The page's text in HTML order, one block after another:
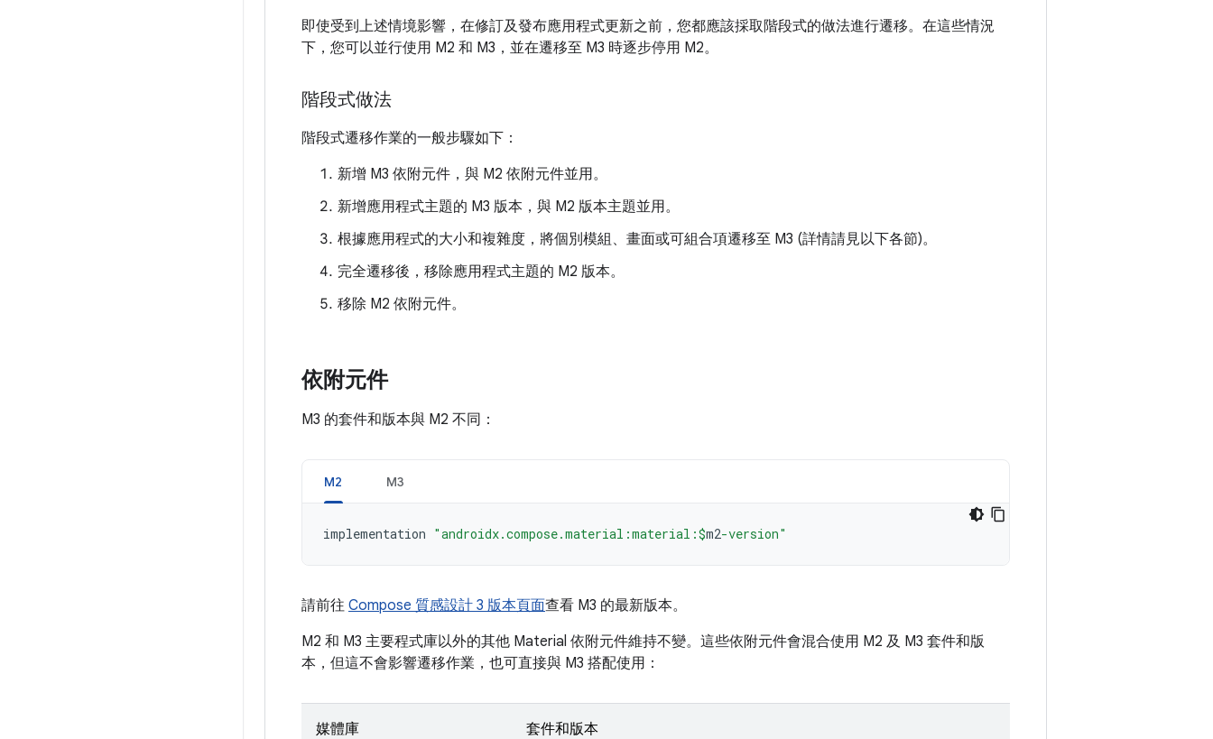
即使受到上述情境影響，在修訂及發布應用程式更新之前，您都應該採取階段式的做法進行遷移。在這些情況
下，您可以並行使用 M2 和 M3，並在遷移至 M3 時逐步停用 M2。
階段式做法
階段式遷移作業的一般步驟如下：
新增 M3 依附元件，與 M2 依附元件並用。
新增應用程式主題的 M3 版本，與 M2 版本主題並用。
根據應用程式的大小和複雜度，將個別模組、畫面或可組合項遷移至 M3 (詳情請見以下各節)。
完全遷移後，移除應用程式主題的 M2 版本。
移除 M2 依附元件。
依附元件
M3 的套件和版本與 M2 不同：
M2 M3
implementation "androidx.compose.material:material:$m2-version"
請前往 Compose 質感設計 3 版本頁面查看 M3 的最新版本。
M2 和 M3 主要程式庫以外的其他 Material 依附元件維持不變。這些依附元件會混合使用 M2 及 M3 套件和版
本，但這不會影響遷移作業，也可直接與 M3 搭配使用：
媒體庫 套件和版本